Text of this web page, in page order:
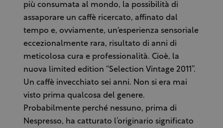
più consumata al mondo, la possibilità di
assaporare un caffè ricercato, affinato dal
tempo e, ovviamente, un'esperienza sensoriale
eccezionalmente rara, risultato di anni di
meticolosa cura e professionalità. Cioè, la
nuova limited edition “Selection Vintage 2011”.
Un caffè invecchiato sei anni. Non si era mai
visto prima qualcosa del genere.
Probabilmente perché nessuno, prima di
Nespresso, ha catturato l’originario significato